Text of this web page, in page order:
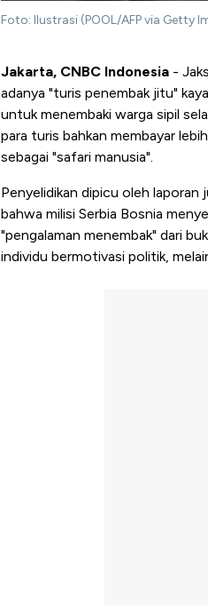
Foto: Ilustrasi (POOL/AFP via Getty
Jakarta, CNBC Indonesia -
adanya "turis penembak jitu"
untuk menembaki warga sipil
para turis bahkan membayar
sebagai "safari manusia".
Penyelidikan dipicu oleh laporan
bahwa milisi Serbia Bosnia
"pengalaman menembak" dari
individu bermotivasi politik,